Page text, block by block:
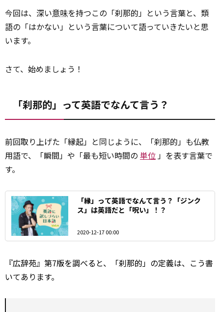
今回は、深い意味を持つこの「刹那的」という言葉と、類
語の「はかない」という言葉について語っていきたいと思
います。
さて、始めましょう！
「刹那的」って英語でなんて言う？
前回取り上げた「縁起」と同じように、「刹那的」も仏教
用語で、「瞬間」や「最も短い時間の 単位 」を表す言葉で
す。
「縁」って英語でなんて言う？「ジンク
ス」は英語だと「呪い」！？
2020-12-17 00:00
『広辞苑』第7版を調べると、「刹那的」の定義は、こう書
いてあります。